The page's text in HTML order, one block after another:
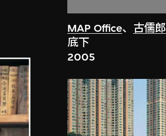
MAP Office、 古儒郎
底下
2005